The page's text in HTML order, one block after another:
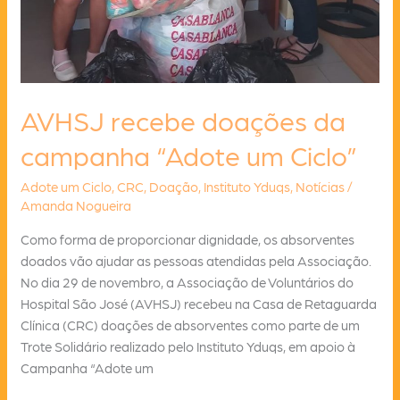
AVHSJ recebe doações da
campanha “Adote um Ciclo”
Adote um Ciclo,CRC, Doação, Instituto Yduqs, Notícias/
Amanda Nogueira
Como forma de proporcionar dignidade, os absorventes
doados vão ajudar as pessoas atendidas pela Associação.
No dia 29 de novembro, a Associação de Voluntários do
Hospital São José (AVHSJ) recebeu na Casa de Retaguarda
Clínica (CRC) doações de absorventes como parte de um
Trote Solidário realizado pelo Instituto Yduqs, em apoio à
Campanha “Adote um